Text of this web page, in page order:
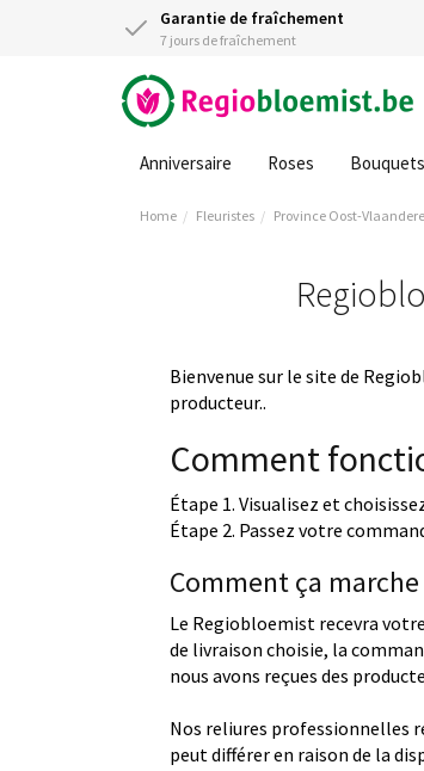
Garantie de fraîchement
7 jours de fraîchement
Anniversaire Roses Bouquets
Home Fleuristes Province Oost-
Bienvenue sur le site de
producteur..
Comment
Étape 1. Visualisez et
Étape 2. Passez votre
Comment ça marche
Le Regiobloemist recevra
de livraison choisie, la
nous avons reçues des
Nos reliures professionnelles
peut différer en raison de la